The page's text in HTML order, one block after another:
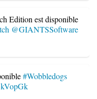
Edition est disponible
@GIANTSSoftware
#Wobbledogs